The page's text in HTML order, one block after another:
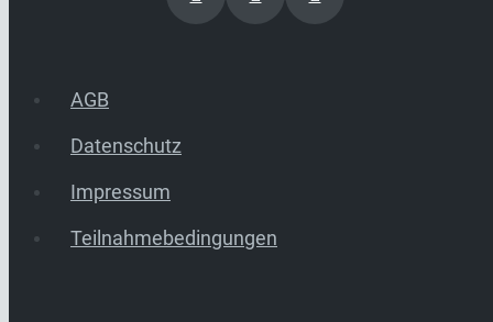
AGB
Datenschutz
Impressum
Teilnahmebedingungen